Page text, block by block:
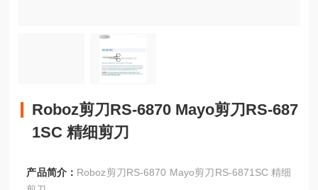
Roboz剪刀RS-6870 Mayo剪刀RS-687
1SC 精细剪刀
产品简介： Roboz剪刀RS-6870 Mayo剪刀RS-6871SC 精细